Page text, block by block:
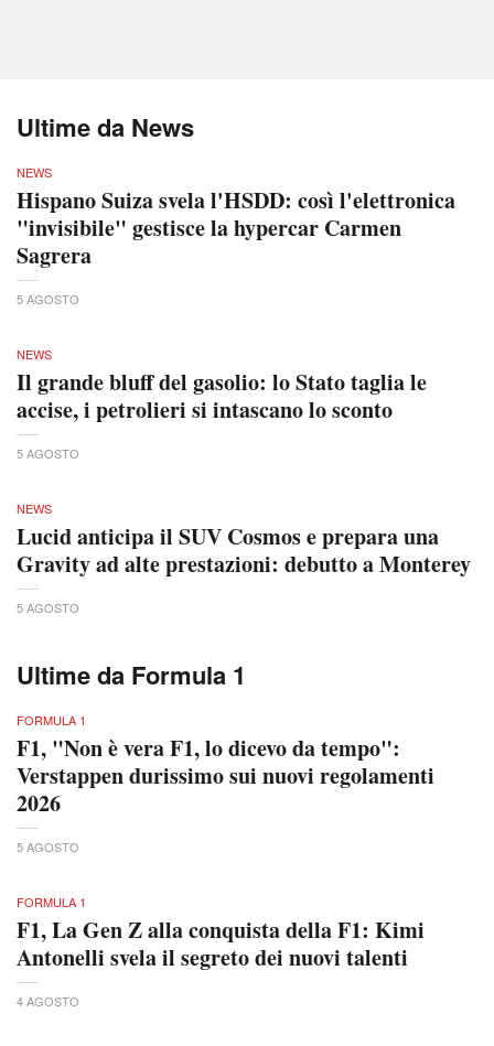
Ultime da News
NEWS
Hispano Suiza svela l'HSDD: così l'elettronica
"invisibile" gestisce la hypercar Carmen
Sagrera
5 AGOSTO
NEWS
Il grande bluff del gasolio: lo Stato taglia le
accise, i petrolieri si intascano lo sconto
5 AGOSTO
NEWS
Lucid anticipa il SUV Cosmos e prepara una
Gravity ad alte prestazioni: debutto a Monterey
5 AGOSTO
Ultime da Formula 1
FORMULA 1
F1, "Non è vera F1, lo dicevo da tempo":
Verstappen durissimo sui nuovi regolamenti
2026
5 AGOSTO
FORMULA 1
F1, La Gen Z alla conquista della F1: Kimi
Antonelli svela il segreto dei nuovi talenti
4 AGOSTO